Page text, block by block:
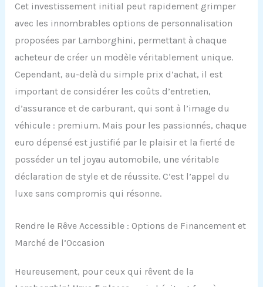
Cet investissement initial peut rapidement grimper
avec les innombrables options de personnalisation
proposées par Lamborghini, permettant à chaque
acheteur de créer un modèle véritablement unique.
Cependant, au-delà du simple prix d’achat, il est
important de considérer les coûts d’entretien,
d’assurance et de carburant, qui sont à l’image du
véhicule : premium. Mais pour les passionnés, chaque
euro dépensé est justifié par le plaisir et la fierté de
posséder un tel joyau automobile, une véritable
déclaration de style et de réussite. C’est l’appel du
luxe sans compromis qui résonne.
Rendre le Rêve Accessible : Options de Financement et
Marché de l’Occasion
Heureusement, pour ceux qui rêvent de la